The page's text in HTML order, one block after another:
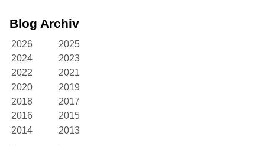
Blog Archiv
2026
2025
2024
2023
2022
2021
2020
2019
2018
2017
2016
2015
2014
2013